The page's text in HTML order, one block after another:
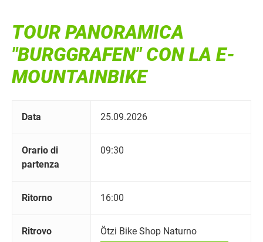
TOUR PANORAMICA
"BURGGRAFEN" CON LA E-
MOUNTAINBIKE
Data 25.09.2026
Orario di
partenza
09:30
Ritorno 16:00
Ritrovo
Ötzi Bike Shop Naturno